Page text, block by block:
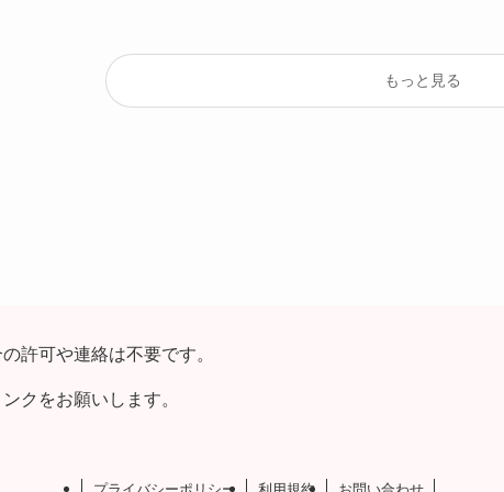
もっと見る
許可や連絡は不要です。
クをお願いします。